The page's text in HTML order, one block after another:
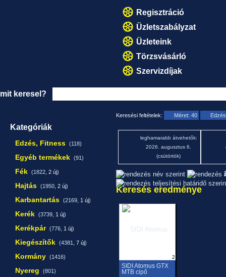
Regisztráció
Üzletszabályzat
Üzleteink
Törzsvásárló
Szervizdíjak
mit keresel?
Kategóriák
Edzés, Fitness (118)
Egyéb termékek (91)
Fék (1822, 2 új)
Hajtás (1950, 2 új)
Karbantartás (2169, 1 új)
Kerék (3739, 1 új)
Kerékpár (776, 1 új)
Kiegészítők (4381, 7 új)
Kormány (1416)
Nyereg (801)
Keresési feltételek: Méret: 40
leghamarabb átvehetők:
2026. augusztus 6.
(csütörtök)
Keresés eredménye
2
SIDI Atomus GTX
MTB cipő